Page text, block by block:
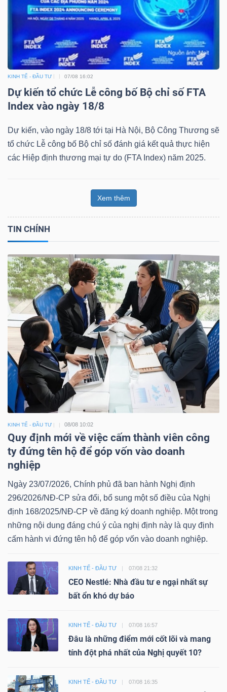
KINH TẾ - ĐẦU TƯ 07/08 16:02
Dự kiến tổ chức Lễ công bố Bộ chỉ số FTA
Index vào ngày 18/8
Dự kiến, vào ngày 18/8 tới tại Hà Nội, Bộ Công Thương sẽ
tổ chức Lễ công bố Bộ chỉ số đánh giá kết quả thực hiện
các Hiệp định thương mại tự do (FTA Index) năm 2025.
Xem thêm
TIN CHÍNH
KINH TẾ - ĐẦU TƯ 08/08 10:02
Quy định mới về việc cấm thành viên công
ty đứng tên hộ để góp vốn vào doanh
nghiệp
Ngày 23/07/2026, Chính phủ đã ban hành Nghị định
296/2026/NĐ-CP sửa đổi, bổ sung một số điều của Nghị
định 168/2025/NĐ-CP về đăng ký doanh nghiệp. Một trong
những nội dung đáng chú ý của nghị định này là quy định
cấm hành vi đứng tên hộ để góp vốn vào doanh nghiệp.
KINH TẾ - ĐẦU TƯ 07/08 21:32
CEO Nestlé: Nhà đầu tư e ngại nhất sự
bất ổn khó dự báo
KINH TẾ - ĐẦU TƯ 07/08 16:57
Đâu là những điểm mới cốt lõi và mang
tính đột phá nhất của Nghị quyết 10?
KINH TẾ - ĐẦU TƯ 07/08 16:35